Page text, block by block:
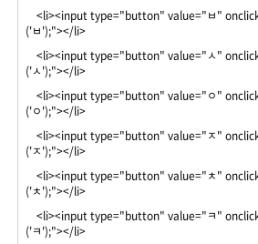
<li><input type="button" value="ㅂ"
('ㅂ');"></li>
<li><input type="button" value="ㅅ"
('ㅅ');"></li>
<li><input type="button" value="ㅇ"
('ㅇ');"></li>
<li><input type="button" value="ㅈ"
('ㅈ');"></li>
<li><input type="button" value="ㅊ"
('ㅊ');"></li>
<li><input type="button" value="ㅋ"
('ㅋ');"></li>